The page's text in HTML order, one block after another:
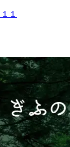
１